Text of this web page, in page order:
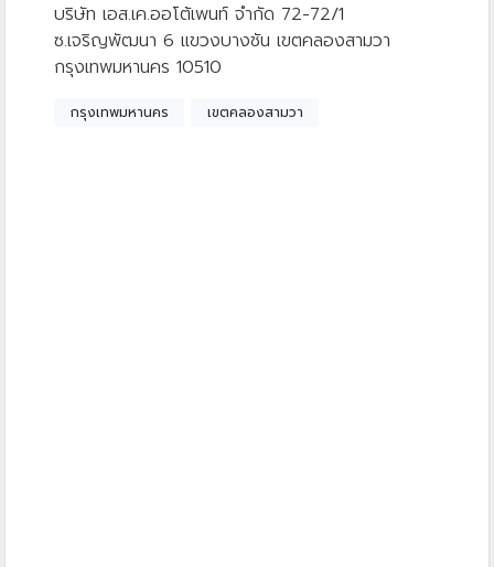
บริษัท เอส.เค.ออโต้เพนท์ จำกัด 72-72/1
ซ.เจริญพัฒนา 6 แขวงบางชัน เขตคลองสามวา
กรุงเทพมหานคร 10510
กรุงเทพมหานคร เขตคลองสามวา